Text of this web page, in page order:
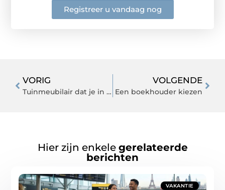
Registreer u vandaag nog
VORIG
Tuinmeubilair dat je in de winter niet binnen hoeft te zetten
VOLGENDE
Een boekhouder kiezen
Hier zijn enkele gerelateerde
berichten
VAKANTIE